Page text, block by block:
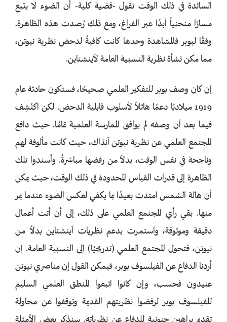
السائدة في ذلك الوقت تقول -قضية كلية- أن الضوء لا يتبع
مسارًا منحنياً أبدًا عبر الفراغ، ومع ذلك رُصدت هذه الظاهرة.
وفقًا لبوبر فالمشاهدة وحدها كانت كافيةً لدحض نظرية نيوتن،
مما مكن نشأة نظرية النسبية العامة لآينشتاين.
إن كان وصف بوبر للتفكير العلمي صحيحًا، فستكون حادثة عام
1919 ميلاديًا دعمًا هائلاً لأسلوب قابلية الدحض. لكن اكتُشِف
فيما بعد أن وصفه لم يوافق الممارسة العلمية تمامًا. حيث دافع
المجتمع العلمي عن نظرية نيوتن آنذاك، حيث كانت مألوفة لهم
وناجحة في نفس الوقت، بدلاً من رفضها مباشرةً. وأسندوا تلك
الظاهرة إلى قدرات القياس المحدودة في ذلك الوقت، حيث يمكن
أن هالة الشمس امتدت بعيدًا بما يكفي لعكس الضوء عندما يمر
منها. بقي رأي المجتمع العلمي على ذلك، إلى أن أتت أعمال
دقيقة وموثوقة، واستمرت بدعم نظريات آينشتاين بدلاً من
نيوتن، فتحول المجتمع العلمي (تدريجيًا) إلى النسبية العامة. إن
أردنا الدفاع عن الفيلسوف بوبر، فيمكن القول إن مناصري نيوتن
عنيدون فحسب، وإن كانوا اتبعوا المنطق العلمي السليم
للفيلسوف بوبر لرفضوا نظريتهم القديمة وتوقفوا عن محاولة